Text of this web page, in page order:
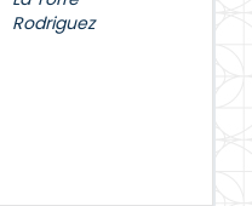
Rodriguez